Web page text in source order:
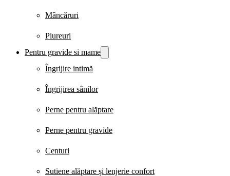
Mâncăruri
Piureuri
Pentru gravide si mame
Îngrijire intimă
Îngrijirea sânilor
Perne pentru alăptare
Perne pentru gravide
Centuri
Sutiene alăptare și lenjerie confort